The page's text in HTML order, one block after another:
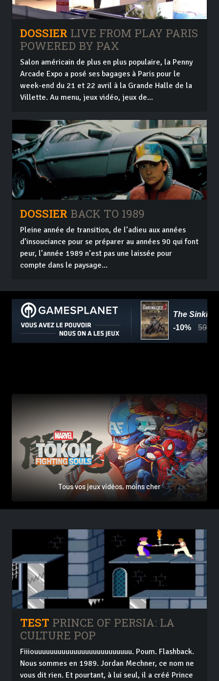
DOSSIER LIVE FROM PLAY PARIS
POWERED BY PAX
Salon américain de plus en plus populaire, la Penny
Arcade Expo a posé ses bagages à Paris pour le
week-end du 21 et 22 avril à la Grande Halle de la
Villette. Au menu, jeux vidéo, jeux de...
DOSSIER BACK TO 1989
Pleine année de transition, de l’adieu aux années
d’insouciance pour se préparer au années 90 qui font
peur, l’année 1989 n’est pas une laissée pour
compte dans le paysage...
Tous vos jeux vidéos, moins cher
TEST PRINCE OF PERSIA: LA
CULTURE POP
Fiiiouuuuuuuuuuuuuuuuuuuuuuuuu. Poum. Flashback.
Nous sommes en 1989. Jordan Mechner, ce nom ne
vous dit rien. Et pourtant, à lui seul, il a créé Prince